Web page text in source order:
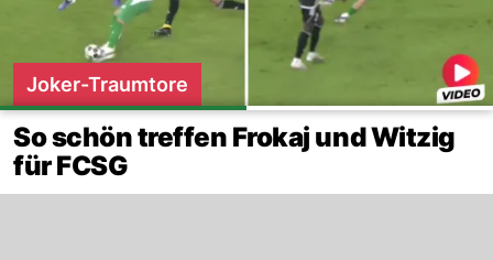
Joker-Traumtore
So schön treffen Frokaj und Witzig
für FCSG